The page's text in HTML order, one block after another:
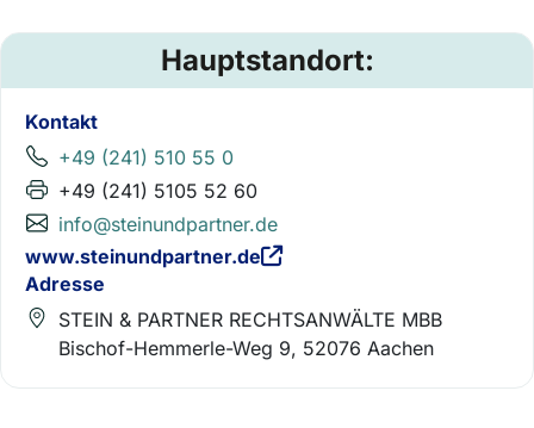
Hauptstandort:
Kontakt
+49 (241) 510 55 0
+49 (241) 5105 52 60
info@steinundpartner.de
www.steinundpartner.de
Adresse
STEIN & PARTNER RECHTSANWÄLTE MBB
Bischof-Hemmerle-Weg 9, 52076 Aachen